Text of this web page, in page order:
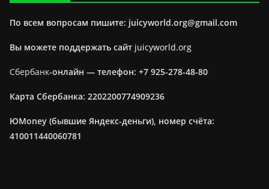
По всем вопросам пишите: juicyworld.org@gmail.com
Вы можете поддержать сайт juicyworld.org
Сбербанк-онлайн — телефон: +7 925-278-48-80
Карта Сбербанка: 2202200774909236
ЮMoney (бывшие Яндекс-деньги), номер счёта:
410011440060781